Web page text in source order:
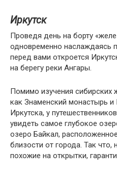
Иркутск
Проведя день на борту
одновременно наслаждаясь
перед вами откроется
на берегу реки Ангары.
Помимо изучения сибирских
как Знаменский монастырь
Иркутска, у
увидеть самое глубокое
озеро Байкал,
близости от города. Так что,
похожие на открытки,